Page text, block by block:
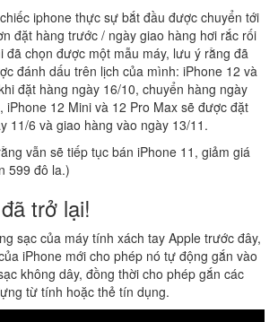
iphone thực sự bắt đầu được chuyển tới
đặt hàng trước / ngày giao hàng hơi rắc rối
đã chọn được một mẫu máy, lưu ý rằng đã
đánh dấu trên lịch của mình: iPhone 12 và
đặt hàng ngày 16/10, chuyển hàng ngày
iPhone 12 Mini và 12 Pro Max sẽ được đặt
11/6 và giao hàng vào ngày 13/11.
vẫn sẽ tiếp tục bán iPhone 11, giảm giá
599 đô la.)
trở lại!
sạc của máy tính xách tay Apple trước đây,
iPhone mới cho phép nó tự động gắn vào
không dây, đồng thời cho phép gắn các
từ tính hoặc thẻ tín dụng.